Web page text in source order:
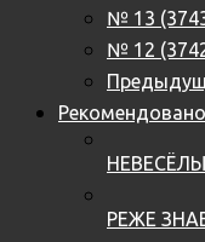
№ 13
№ 12
Рекомендовано
РЕЖЕ